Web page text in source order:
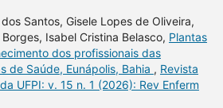
Santos, Gisele Lopes de Oliveira,
Isabel Cristina Belasco, Plantas
dos profissionais das
de Saúde, Eunápolis, Bahia , Revista
UFPI: v. 15 n. 1 (2026): Rev Enferm